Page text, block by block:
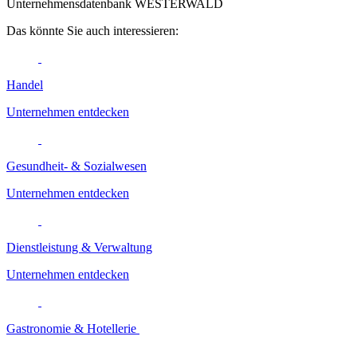
Unternehmensdatenbank WESTERWALD
Das könnte Sie auch interessieren:
Handel
Unternehmen entdecken
Gesundheit- & Sozialwesen
Unternehmen entdecken
Dienstleistung & Verwaltung
Unternehmen entdecken
Gastronomie & Hotellerie